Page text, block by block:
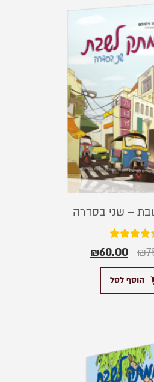
– שני בסדרה
דורג
5.00
מתוך 5
₪
₪60.00
הוסף לסל